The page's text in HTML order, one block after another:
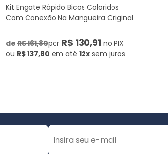
Kit Engate Rápido Bicos Coloridos
Com Conexão Na Mangueira Original
de R$ 161,80por R$ 130,91 no PIX
ou R$ 137,80 em até 12x sem juros